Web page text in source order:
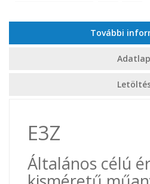
További
Adatlap
E3Z
Általános célú